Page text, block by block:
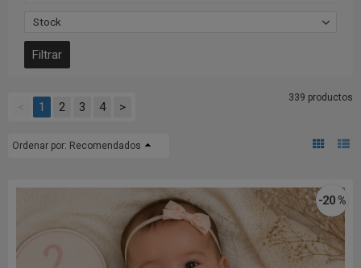
Stock
1 2 3 4 >
339 productos
Ordenar por: Recomendados
-20 %